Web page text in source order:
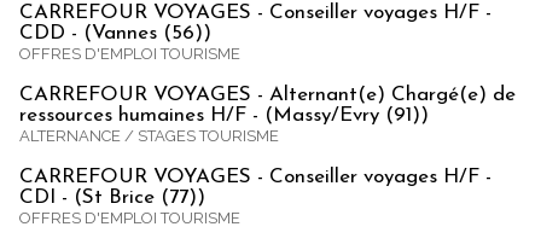
CARREFOUR VOYAGES - Conseiller voyages H/F -
CDD - (Vannes (56))
OFFRES D'EMPLOI TOURISME
CARREFOUR VOYAGES - Alternant(e) Chargé(e) de
ressources humaines H/F - (Massy/Evry (91))
ALTERNANCE / STAGES TOURISME
CARREFOUR VOYAGES - Conseiller voyages H/F -
CDI - (St Brice (77))
OFFRES D'EMPLOI TOURISME